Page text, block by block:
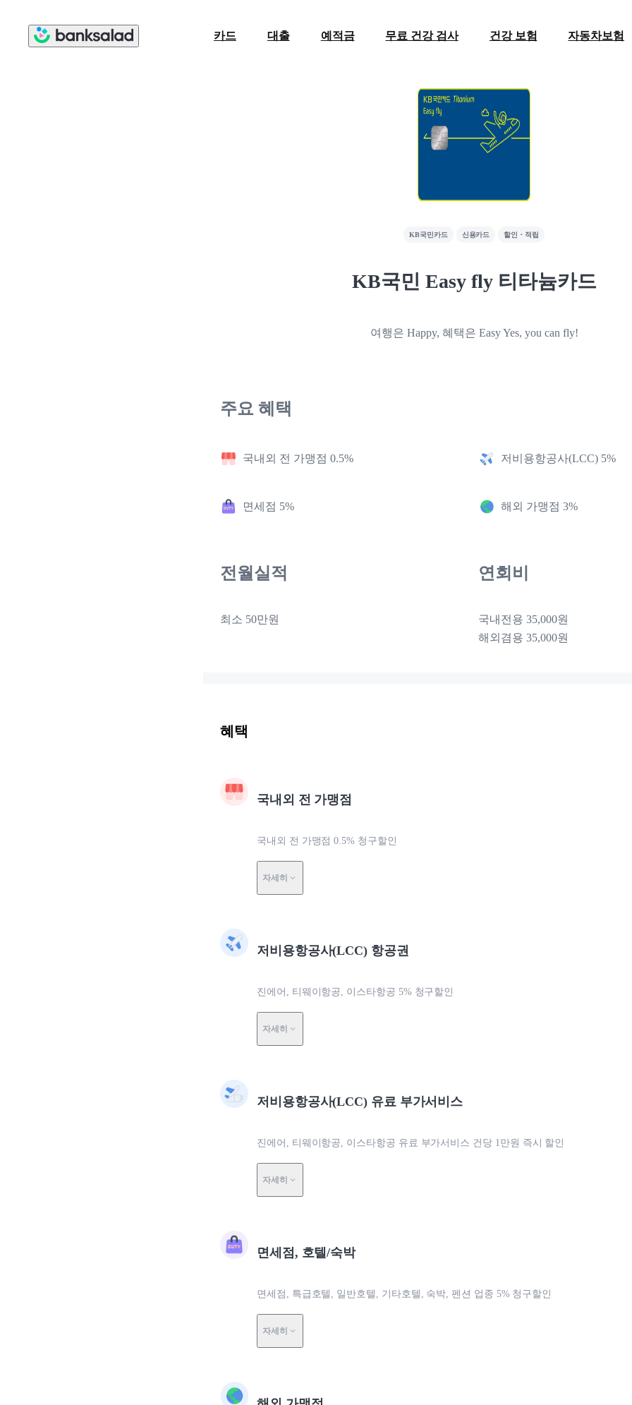
카드 대출 예적금 무료 건강 검사 건강 보험 자동차보험
KB국민카드 신용카드 할인・적립
KB국민 Easy fly 티타늄카드
여행은 Happy, 혜택은 Easy Yes, you can fly!
주요 혜택
국내외 전 가맹점 0.5% 저비용항공사(LCC) 5%
면세점 5% 해외 가맹점 3%
전월실적
최소 50만원
연회비
국내전용 35,000원
해외겸용 35,000원
혜택
국내외 전 가맹점
국내외 전 가맹점 0.5% 청구할인
자세히
저비용항공사(LCC) 항공권
진에어, 티웨이항공, 이스타항공 5% 청구할인
자세히
저비용항공사(LCC) 유료 부가서비스
진에어, 티웨이항공, 이스타항공 유료 부가서비스 건당 1만원 즉시 할인
자세히
면세점, 호텔/숙박
면세점, 특급호텔, 일반호텔, 기타호텔, 숙박, 펜션 업종 5% 청구할인
자세히